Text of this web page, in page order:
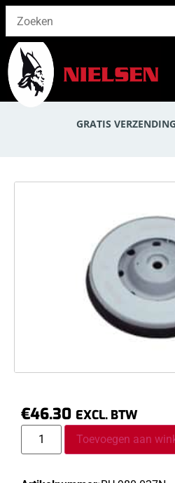
GRATIS
€46.30 EXCL. BTW
Toevoegen aan